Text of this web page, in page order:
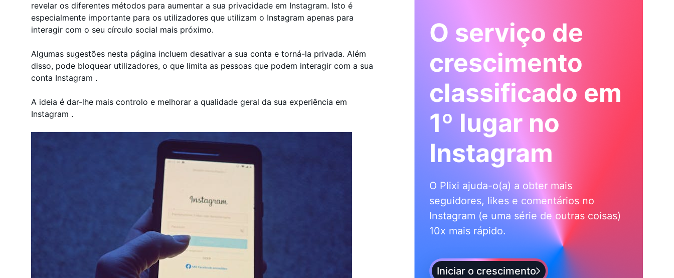
revelar os diferentes métodos para aumentar a sua privacidade em Instagram. Isto é
especialmente importante para os utilizadores que utilizam o Instagram apenas para
interagir com o seu círculo social mais próximo.
Algumas sugestões nesta página incluem desativar a sua conta e torná-la privada. Além
disso, pode bloquear utilizadores, o que limita as pessoas que podem interagir com a sua
conta Instagram .
A ideia é dar-lhe mais controlo e melhorar a qualidade geral da sua experiência em
Instagram .
O serviço de
crescimento
classificado em
1º lugar no
Instagram
O Plixi ajuda-o(a) a obter mais
seguidores, likes e comentários no
Instagram (e uma série de outras coisas)
10x mais rápido.
Iniciar o crescimento